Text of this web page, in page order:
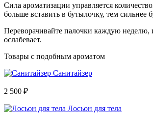
Сила ароматизации управляется
больше вставить в бутылочку, тем сильнее
Переворачивайте палочки каждую неделю,
ослабевает.
Товары с подобным ароматом
Санитайзер
2 500 ₽
Лосьон для тела